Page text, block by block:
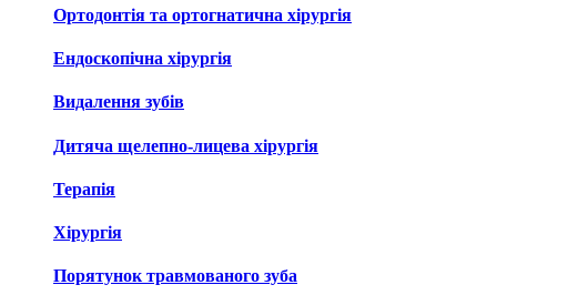
Ортодонтія та ортогнатична хірургія
Ендоскопічна хірургія
Видалення зубів
Дитяча щелепно-лицева хірургія
Терапія
Хірургія
Порятунок травмованого зуба